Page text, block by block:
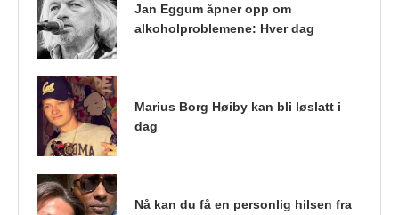
Jan Eggum åpner opp om
alkoholproblemene: Hver dag
Marius Borg Høiby kan bli løslatt i
dag
Nå kan du få en personlig hilsen fra